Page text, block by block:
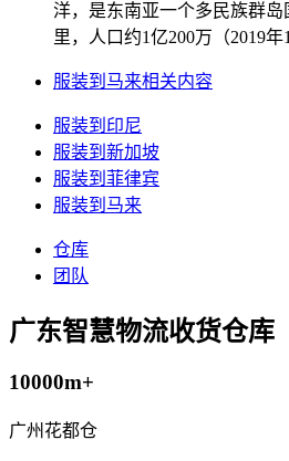
洋，是东南亚一个多民族群岛
里，人口约1亿200万（2019年
服装到马来相关内容
服装到印尼
服装到新加坡
服装到菲律宾
服装到马来
仓库
团队
广东智慧物流收货仓库
10000m+
广州花都仓